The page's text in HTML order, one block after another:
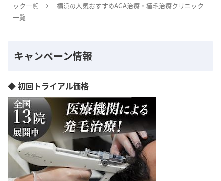
ック一覧
横浜の人気おすすめAGA治療・植毛治療クリニック
一覧
キャンペーン情報
◆ 初回トライアル価格